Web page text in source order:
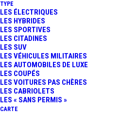
TYPE
LES ÉLECTRIQUES
LES HYBRIDES
LES SPORTIVES
LES CITADINES
LES SUV
LES VÉHICULES MILITAIRES
LES AUTOMOBILES DE LUXE
LES COUPÉS
LES VOITURES PAS CHÈRES
LES CABRIOLETS
LES « SANS PERMIS »
CARTE